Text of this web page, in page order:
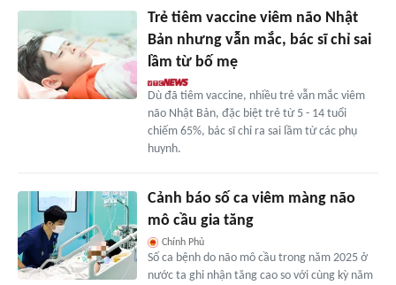
Trẻ tiêm vaccine viêm não Nhật
Bản nhưng vẫn mắc, bác sĩ chỉ sai
lầm từ bố mẹ
Dù đã tiêm vaccine, nhiều trẻ vẫn mắc viêm
não Nhật Bản, đặc biệt trẻ từ 5 - 14 tuổi
chiếm 65%, bác sĩ chỉ ra sai lầm từ các phụ
huynh.
Cảnh báo số ca viêm màng não
mô cầu gia tăng
Chính Phủ
Số ca bệnh do não mô cầu trong năm 2025 ở
nước ta ghi nhận tăng cao so với cùng kỳ năm